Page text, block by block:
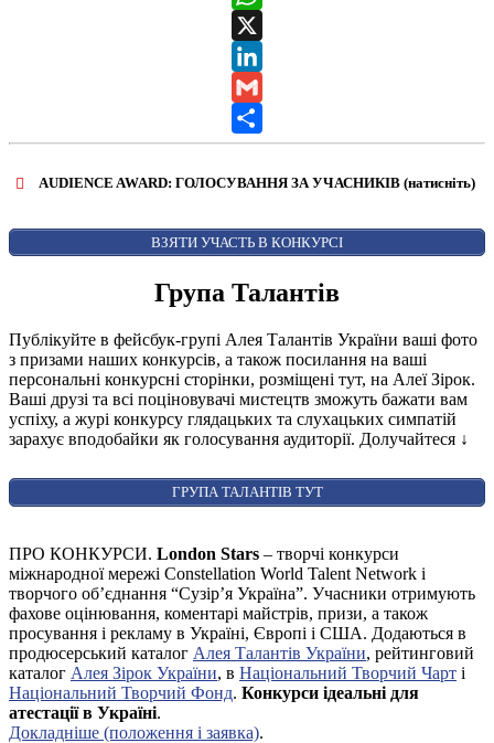
WhatsApp
X
LinkedIn
Gmail
Share
AUDIENCE AWARD: ГОЛОСУВАННЯ ЗА УЧАСНИКІВ (натисніть)
AUDIENCE AWARD
ВЗЯТИ УЧАСТЬ В КОНКУРСІ
Група Талантів
Публікуйте в фейсбук-групі Алея Талантів України ваші фото
з призами наших конкурсів, а також посилання на ваші
персональні конкурсні сторінки, розміщені тут, на Алеї Зірок.
Ваші друзі та всі поціновувачі мистецтв зможуть бажати вам
успіху, а журі конкурсу глядацьких та слухацьких симпатій
зарахує вподобайки як голосування аудиторії. Долучайтеся ↓
ГРУПА ТАЛАНТІВ ТУТ
ПРО КОНКУРСИ. London Stars – творчі конкурси
міжнародної мережі Constellation World Talent Network і
творчого об’єднання “Сузір’я Україна”. Учасники отримують
фахове оцінювання, коментарі майстрів, призи, а також
просування і рекламу в Україні, Європі і США. Додаються в
продюсерський каталог Алея Талантів України, рейтинговий
каталог Алея Зірок України, в Національний Творчий Чарт і
Національний Творчий Фонд. Конкурси ідеальні для
атестації в Україні.
Докладніше (положення і заявка).